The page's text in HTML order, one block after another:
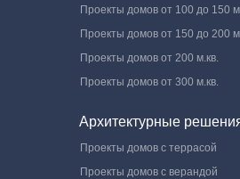
Проекты домов от 100 до 150
Проекты домов от 150 до 200
Проекты домов от 200 м.кв.
Проекты домов от 300 м.кв.
Архитектурные
Проекты домов с террасой
Проекты домов с верандой